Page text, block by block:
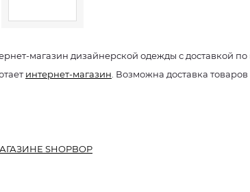
магазин дизайнерской одежды с доставкой
интернет-магазин . Возможна доставка
SHOPBOP